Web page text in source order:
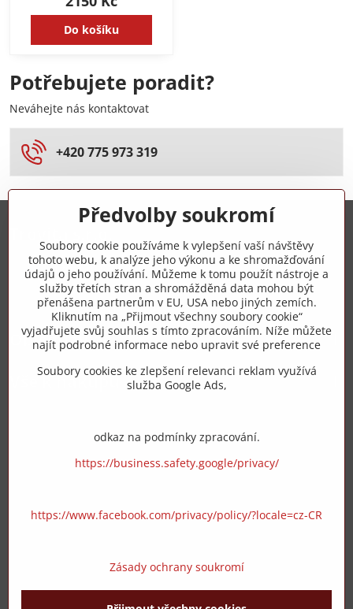
Do košíku
Potřebujete poradit?
Neváhejte nás kontaktovat
+420 775 973 319
+420 775 973 319
info​@zipzop​.cz
Objednávky
Vše k nákupu
Předvolby soukromí
Soubory cookie používáme k vylepšení vaší návštěvy
tohoto webu, k analýze jeho výkonu a ke shromažďování
údajů o jeho používání. Můžeme k tomu použít nástroje a
služby třetích stran a shromážděná data mohou být
přenášena partnerům v EU, USA nebo jiných zemích.
Kliknutím na „Přijmout všechny soubory cookie“
vyjadřujete svůj souhlas s tímto zpracováním. Níže můžete
najít podrobné informace nebo upravit své preference
Soubory cookies ke zlepšení relevanci reklam využívá
služba Google Ads,
odkaz na podmínky zpracování.
https://business.safety.google/privacy/
https://www.facebook.com/privacy/policy/?locale=cz-CR
Zásady ochrany soukromí